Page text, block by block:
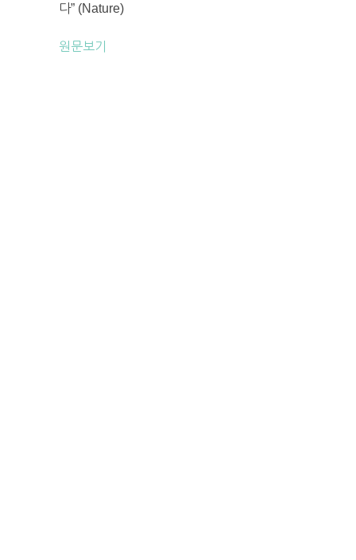
다” (Nature)
원문보기